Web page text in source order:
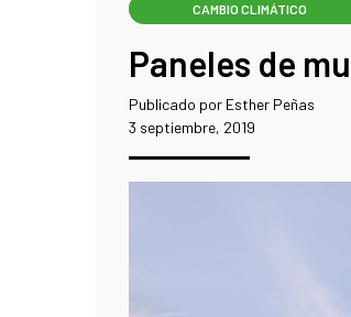
CAMBIO CLIMÁTICO
Paneles de
Publicado por Esther Peñas
3 septiembre, 2019